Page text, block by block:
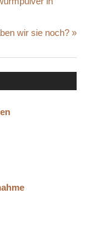
wir sie noch?